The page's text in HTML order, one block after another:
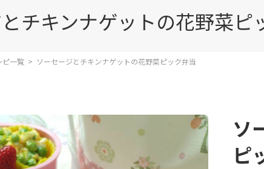
チキンナゲットの花野菜ピ
ピ一覧 > ソーセージとチキンナゲットの花野菜ピック弁当
ソ
ピ